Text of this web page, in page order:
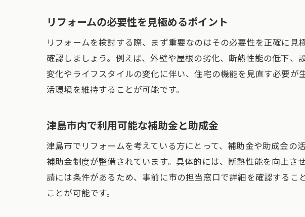
信頼できる
業者選びで
アフターサ
リフォームの
見積もり依
リフォームの必要性を見極めるポイント
リフォームを検討する際、まず重要なのはその必要性を正確に
確認しましょう。例えば、外壁や屋根の劣化、断熱性能の低下
変化やライフスタイルの変化に伴い、住宅の機能を見直す必要
活環境を維持することが可能です。
津島市内で利用可能な補助金と助成金
津島市でリフォームを考えている方にとって、補助金や助成金
補助金制度が整備されています。具体的には、断熱性能を向上
請には条件があるため、事前に市の担当窓口で詳細を確認する
ことが可能です。